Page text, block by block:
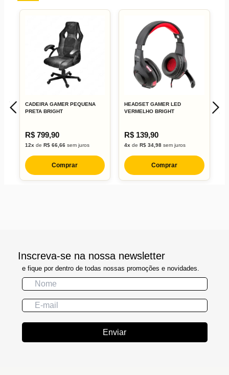
CADEIRA GAMER PEQUENA
PRETA BRIGHT
R$ 799,90
12x de R$ 66,66sem juros
Comprar
HEADSET GAMER LED
VERMELHO BRIGHT
R$ 139,90
4x deR$ 34,98 sem juros
Comprar
Inscreva-se na nossa newsletter
e fique por dentro de todas nossas promoções e novidades.
Enviar